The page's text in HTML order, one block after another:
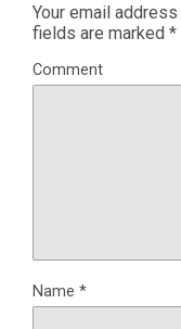
Your email
fields are marked *
Comment
Name *